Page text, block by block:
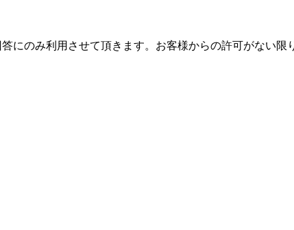
にのみ利用させて頂きます。お客様からの許可がない限